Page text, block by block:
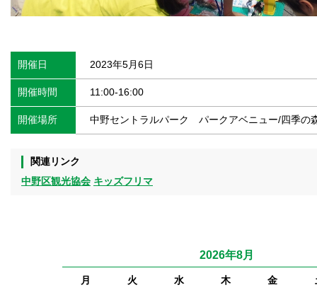
開催日 2023年5月6日
開催時間 11:00-16:00
開催場所 中野セントラルパーク パークアベニュー/四季の
関連リンク
中野区観光協会 キッズフリマ
2026年8月
月 火 水 木 金